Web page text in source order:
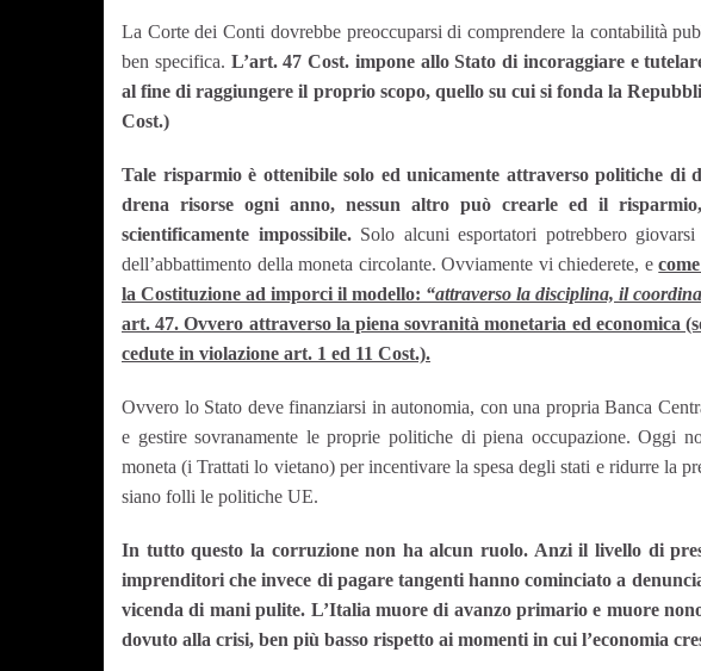
La Corte dei Conti dovrebbe preoccuparsi di comprendere la contabilità
ben specifica. L’art. 47 Cost. impone allo Stato di incoraggiare e
al fine di raggiungere il proprio scopo, quello su cui si fonda la
Cost.)
Tale risparmio è ottenibile solo ed unicamente attraverso politiche di
drena risorse ogni anno, nessun altro può crearle ed il
scientificamente impossibile.Solo alcuni esportatori potrebbero
dell’abbattimento della moneta circolante. Ovviamente vi chiederete, e
la Costituzione ad imporci il modello: “attraverso la disciplina, il
art. 47. Ovvero attraverso la piena sovranità monetaria ed economica
cedute in violazione art. 1 ed 11 Cost.).
Ovvero lo Stato deve finanziarsi in autonomia, con una propria Banca
e gestire sovranamente le proprie politiche di piena occupazione. Oggi
moneta (i Trattati lo vietano) per incentivare la spesa degli stati e ridurre la
siano folli le politiche UE.
In tutto questo la corruzione non ha alcun ruolo. Anzi il livello di
imprenditori che invece di pagare tangenti hanno cominciato a
vicenda di mani pulite. L’Italia muore di avanzo primario e muore
dovuto alla crisi, ben più basso rispetto ai momenti in cui l’economia